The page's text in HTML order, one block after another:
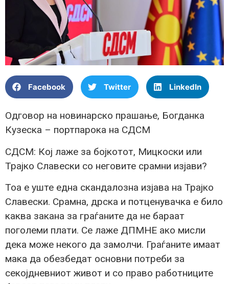
Facebook Twitter LinkedIn
Одговор на новинарско прашање, Богданка
Кузеска – портпарока на СДСМ
СДСМ: Кој лаже за бојкотот, Мицкоски или
Трајко Славески со неговите срамни изјави?
Тоа е уште една скандалозна изјава на Трајко
Славески. Срамна, дрска и потценувачка е било
каква закана за граѓаните да не бараат
поголеми плати. Се лаже ДПМНЕ ако мисли
дека може некого да замолчи. Граѓаните имаат
мака да обезбедат основни потреби за
секојдневниот живот и со право работниците